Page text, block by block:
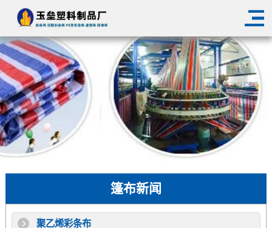
篷布新闻
聚乙烯彩条布